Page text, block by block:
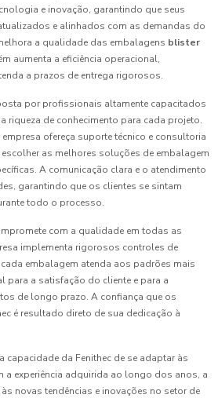
e inovação, garantindo que seus
e alinhados com as demandas do
a qualidade das embalagens blister
aumenta a eficiência operacional,
a prazos de entrega rigorosos.
por profissionais altamente capacitados
riqueza de conhecimento para cada projeto.
ofereça suporte técnico e consultoria
as melhores soluções de embalagem
A comunicação clara e o atendimento
garantindo que os clientes se sintam
todo o processo.
com a qualidade em todas as
implementa rigorosos controles de
embalagem atenda aos padrões mais
para a satisfação do cliente e para a
de longo prazo. A confiança que os
é resultado direto de sua dedicação à
capacidade da Fenithec de se adaptar às
a experiência adquirida ao longo dos anos, a
novas tendências e inovações no setor de